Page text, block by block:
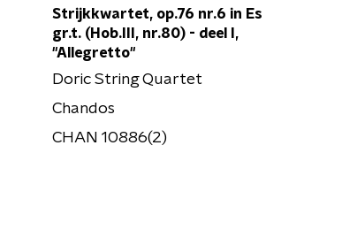
Strijkkwartet, op.76 nr.6 in Es
gr.t. (Hob.III, nr.80) - deel I,
"Allegretto"
Doric String Quartet
Chandos
CHAN 10886(2)